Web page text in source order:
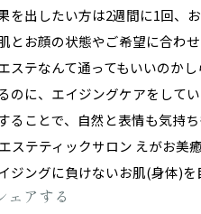
を出したい方は2週間に1回、
とお顔の状態やご希望に合わ
ステなんて通ってもいいのか
のに、エイジングケアをして
ることで、自然と表情も気持
ステティックサロン えがお美
ジングに負けないお肌(身体)
ェアする